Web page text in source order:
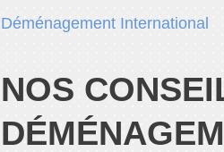
Déménagement International
NOS